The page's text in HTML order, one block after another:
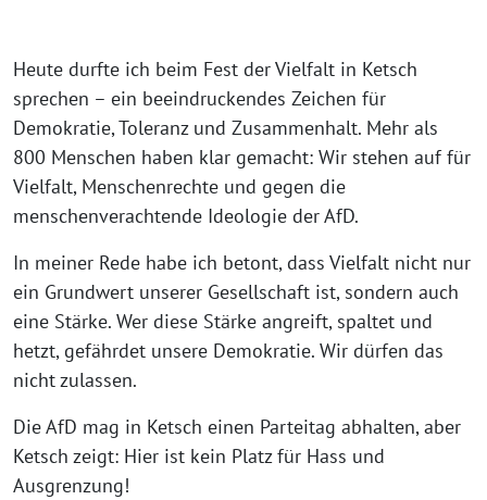
Heute durfte ich beim Fest der Vielfalt in Ketsch
sprechen – ein beeindruckendes Zeichen für
Demokratie, Toleranz und Zusammenhalt. Mehr als
800 Menschen haben klar gemacht: Wir stehen auf für
Vielfalt, Menschenrechte und gegen die
menschenverachtende Ideologie der AfD.
In meiner Rede habe ich betont, dass Vielfalt nicht nur
ein Grundwert unserer Gesellschaft ist, sondern auch
eine Stärke. Wer diese Stärke angreift, spaltet und
hetzt, gefährdet unsere Demokratie. Wir dürfen das
nicht zulassen.
Die AfD mag in Ketsch einen Parteitag abhalten, aber
Ketsch zeigt: Hier ist kein Platz für Hass und
Ausgrenzung!